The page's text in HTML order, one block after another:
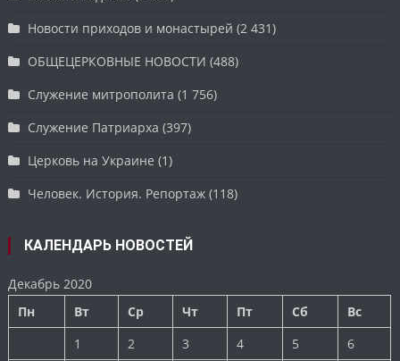
Новости приходов и монастырей (2 431)
ОБЩЕЦЕРКОВНЫЕ НОВОСТИ (488)
Служение митрополита (1 756)
Служение Патриарха (397)
Церковь на Украине (1)
Человек. История. Репортаж (118)
КАЛЕНДАРЬ НОВОСТЕЙ
Декабрь 2020
Пн
Вт Ср Чт Пт Сб
Вс
1
2 3 4 5 6